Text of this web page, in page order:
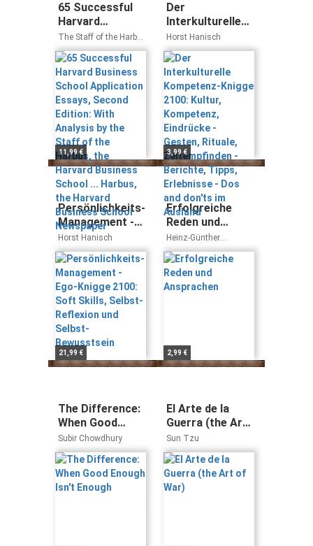
65 Successful
Harvard
Business School
Application
Essays, Second
Edition: With
Analysis by the
Staff of the
Harbus, the
Harvard
Business School
... Harbus, the
Harvard
Business School
Newspaper
The Staff of the Harbus
Lauren Sullivan
11,99 €
Der
Interkulturelle
Kompetenz-
Knigge 2100:
Kultur,
Kompetenz,
Eindrücke -
Gesten, Rituale,
Zeitempfinden -
Berichte, Tipps,
Erlebnisse - Dos
and don'ts im
Ausland
Horst Hanisch
3,99 €
Persönlichkeits-
Management -
Ego-Knigge
2100: Soft
Skills, Selbst-
Reflexion und
Selbst-
Bewusstsein
Horst Hanisch
21,99 €
Erfolgreiche
Reden und
Ansprachen
Heinz-Günther
Dachrodt
2,99 €
The Difference:
When Good
Enough Isn't
Enough
Subir Chowdhury
El Arte de la
Guerra (the Art
of War)
Sun Tzu